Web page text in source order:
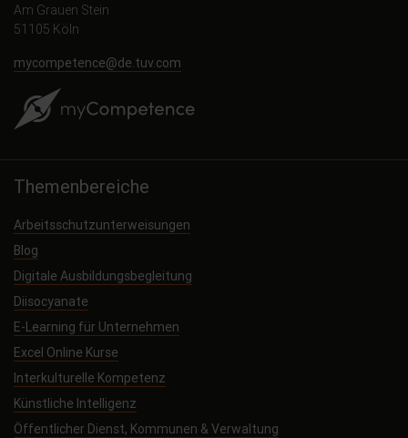
Am Grauen Stein
51105 Köln
mycompetence@de.tuv.com
Themenbereiche
Arbeitsschutzunterweisungen
Blog
Digitale Ausbildungsbegleitung
Diisocyanate
E-Learning für Unternehmen
Excel Online Kurse
Interkulturelle Kompetenz
Künstliche Intelligenz
Öffentlicher Dienst, Kommunen & Verwaltung